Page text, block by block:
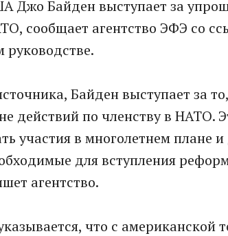
Джо Байден выступает за
сообщает агентство ЭФЭ со
руководстве.
Байден выступает за
действий по членству в НАТО.
участия в многолетнем плане
для вступления
агентство.
что с американской